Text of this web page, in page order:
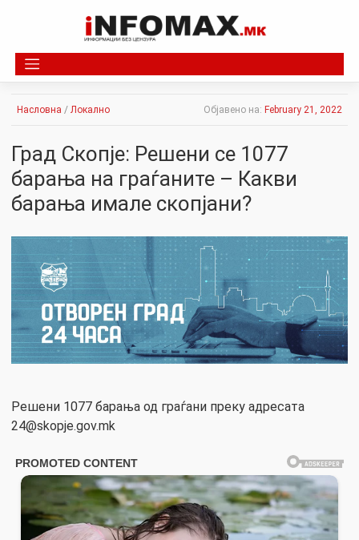
Насловна / Локално Објавено на: February 21, 2022
Град Скопје: Решени се 1077
барања на граѓаните – Какви
барања имале скопјани?
Решени 1077 барања од граѓани преку адресата
24@skopje.gov.mk